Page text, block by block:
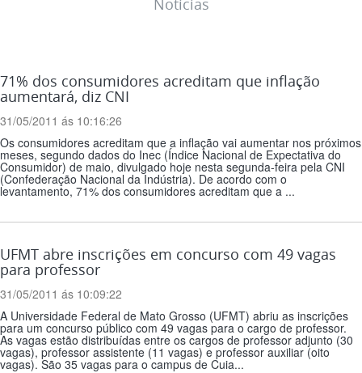
Notícias
71% dos consumidores acreditam que inflação
aumentará, diz CNI
31/05/2011 ás 10:16:26
Os consumidores acreditam que a inflação vai aumentar nos próximos
meses, segundo dados do Inec (Índice Nacional de Expectativa do
Consumidor) de maio, divulgado hoje nesta segunda-feira pela CNI
(Confederação Nacional da Indústria). De acordo com o
levantamento, 71% dos consumidores acreditam que a ...
UFMT abre inscrições em concurso com 49 vagas
para professor
31/05/2011 ás 10:09:22
A Universidade Federal de Mato Grosso (UFMT) abriu as inscrições
para um concurso público com 49 vagas para o cargo de professor.
As vagas estão distribuídas entre os cargos de professor adjunto (30
vagas), professor assistente (11 vagas) e professor auxiliar (oito
vagas). São 35 vagas para o campus de Cuia...